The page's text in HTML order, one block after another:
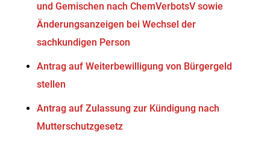
und Gemischen nach ChemVerbotsV sowie
Änderungsanzeigen bei Wechsel der
sachkundigen Person
Antrag auf Weiterbewilligung von Bürgergeld
stellen
Antrag auf Zulassung zur Kündigung nach
Mutterschutzgesetz